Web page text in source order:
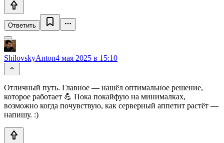
Ответить
ShilovskyAnton4 мая 2025 в 15:10
Отличный путь. Главное — нашёл оптимальное решение,
которое работает 💪 Пока покайфую на минималках,
возможно когда почувствую, как серверный аппетит растёт —
напишу. :)